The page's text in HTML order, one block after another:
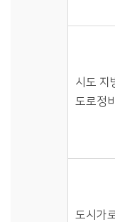
시도 지
도로정비
도시가